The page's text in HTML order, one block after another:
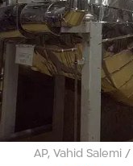
/
AP, Vahid Salemi